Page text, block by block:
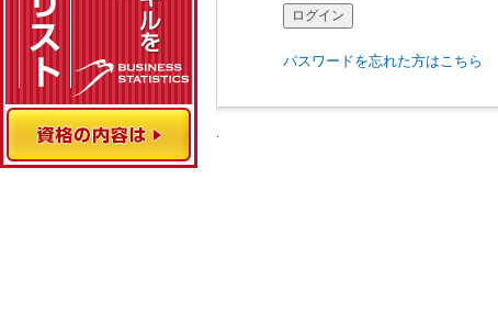
パスワードを忘れた方はこちら